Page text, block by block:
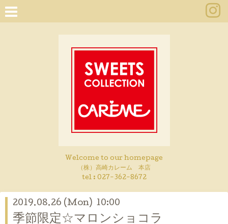
Welcome to our homepage
（株）高崎カレーム 本店
tel : 027-362-8672
2019.08.26 (Mon) 10:00
季節限定☆マロンショコラ